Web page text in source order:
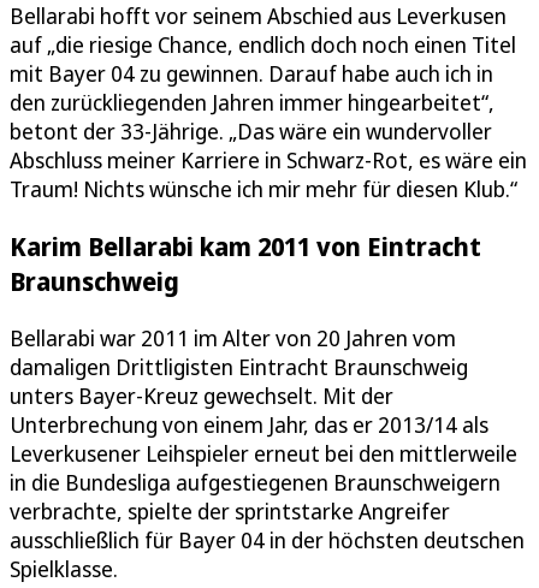
Bellarabi hofft vor seinem Abschied aus Leverkusen
auf „die riesige Chance, endlich doch noch einen Titel
mit Bayer 04 zu gewinnen. Darauf habe auch ich in
den zurückliegenden Jahren immer hingearbeitet“,
betont der 33-Jährige. „Das wäre ein wundervoller
Abschluss meiner Karriere in Schwarz-Rot, es wäre ein
Traum! Nichts wünsche ich mir mehr für diesen Klub.“
Karim Bellarabi kam 2011 von Eintracht
Braunschweig
Bellarabi war 2011 im Alter von 20 Jahren vom
damaligen Drittligisten Eintracht Braunschweig
unters Bayer-Kreuz gewechselt. Mit der
Unterbrechung von einem Jahr, das er 2013/14 als
Leverkusener Leihspieler erneut bei den mittlerweile
in die Bundesliga aufgestiegenen Braunschweigern
verbrachte, spielte der sprintstarke Angreifer
ausschließlich für Bayer 04 in der höchsten deutschen
Spielklasse.